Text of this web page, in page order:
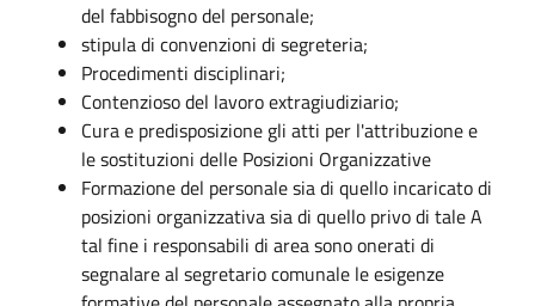
del fabbisogno del personale;
stipula di convenzioni di segreteria;
Procedimenti disciplinari;
Contenzioso del lavoro extragiudiziario;
Cura e predisposizione gli atti per l'attribuzione e
le sostituzioni delle Posizioni Organizzative
Formazione del personale sia di quello incaricato di
posizioni organizzativa sia di quello privo di tale A
tal fine i responsabili di area sono onerati di
segnalare al segretario comunale le esigenze